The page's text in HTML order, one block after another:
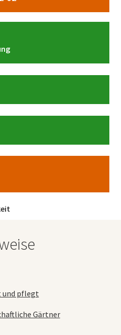
und pflegt
Gärtner